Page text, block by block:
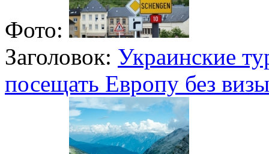
Фото:
Заголовок: Украинские
посещать Европу без визы